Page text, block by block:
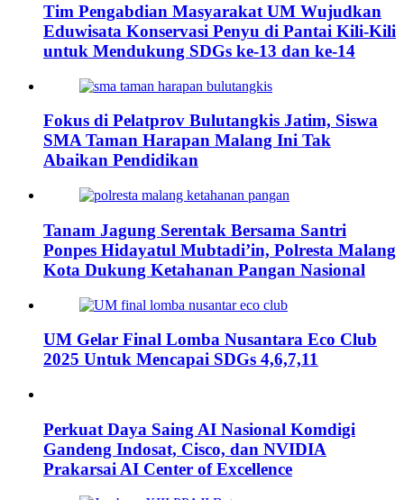
Tim Pengabdian Masyarakat UM Wujudkan
Eduwisata Konservasi Penyu di Pantai Kili-Kili
untuk Mendukung SDGs ke-13 dan ke-14
Fokus di Pelatprov Bulutangkis Jatim, Siswa
SMA Taman Harapan Malang Ini Tak
Abaikan Pendidikan
Tanam Jagung Serentak Bersama Santri
Ponpes Hidayatul Mubtadi’in, Polresta Malang
Kota Dukung Ketahanan Pangan Nasional
UM Gelar Final Lomba Nusantara Eco Club
2025 Untuk Mencapai SDGs 4,6,7,11
Perkuat Daya Saing AI Nasional Komdigi
Gandeng Indosat, Cisco, dan NVIDIA
Prakarsai AI Center of Excellence